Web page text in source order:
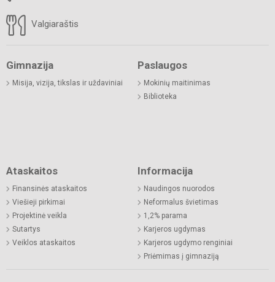
Valgiaraštis
Gimnazija
Misija, vizija, tikslas ir uždaviniai
Paslaugos
Mokinių maitinimas
Biblioteka
Ataskaitos
Finansinės ataskaitos
Viešieji pirkimai
Projektinė veikla
Sutartys
Veiklos ataskaitos
Informacija
Naudingos nuorodos
Neformalus švietimas
1,2% parama
Karjeros ugdymas
Karjeros ugdymo renginiai
Priėmimas į gimnaziją